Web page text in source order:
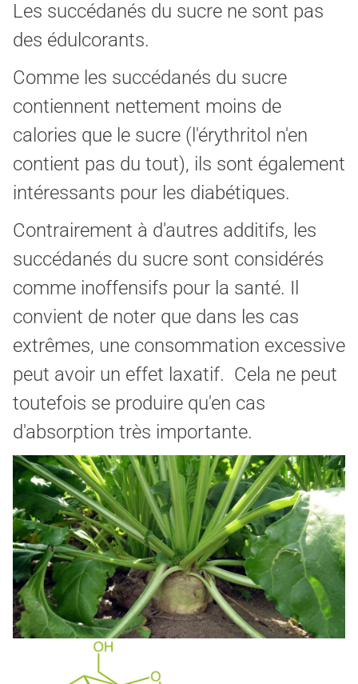
Les succédanés du sucre ne sont pas
des édulcorants.
Comme les succédanés du sucre
contiennent nettement moins de
calories que le sucre (l'érythritol n'en
contient pas du tout), ils sont également
intéressants pour les diabétiques.
Contrairement à d'autres additifs, les
succédanés du sucre sont considérés
comme inoffensifs pour la santé. Il
convient de noter que dans les cas
extrêmes, une consommation excessive
peut avoir un effet laxatif. Cela ne peut
toutefois se produire qu'en cas
d'absorption très importante.